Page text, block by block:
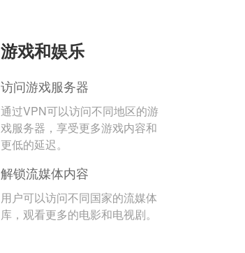
游戏和娱乐
访问游戏服务器
通过VPN可以访问不同地区的游
戏服务器，享受更多游戏内容和
更低的延迟。
解锁流媒体内容
用户可以访问不同国家的流媒体
库，观看更多的电影和电视剧。